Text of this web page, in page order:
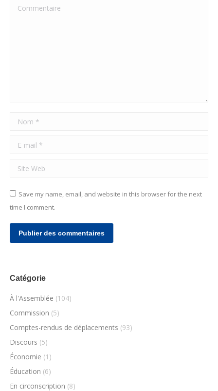
Commentaire
Nom *
E-mail *
Site Web
Save my name, email, and website in this browser for the next
time I comment.
Publier des commentaires
Catégorie
À l'Assemblée (104)
Commission (5)
Comptes-rendus de déplacements (93)
Discours (5)
Économie (1)
Éducation (6)
En circonscription (8)